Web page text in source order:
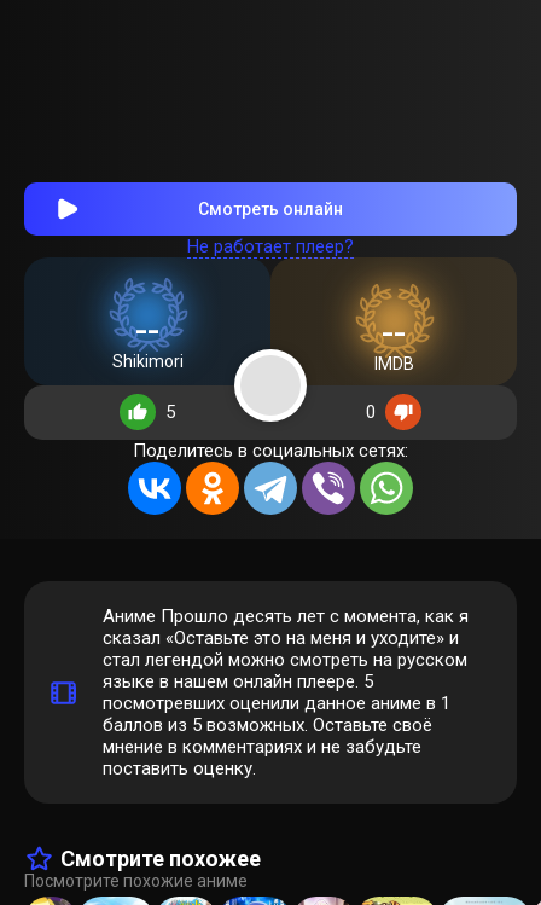
Смотреть онлайн
Не работает плеер?
--
Shikimori
--
IMDB
5
0
Поделитесь в социальных сетях:
Аниме Прошло десять лет с момента, как я
сказал «Оставьте это на меня и уходите» и
стал легендой можно смотреть на русском
языке в нашем онлайн плеере. 5
посмотревших оценили данное аниме в 1
баллов из 5 возможных. Оставьте своё
мнение в комментариях и не забудьте
поставить оценку.
Смотрите похожее
Посмотрите похожие аниме